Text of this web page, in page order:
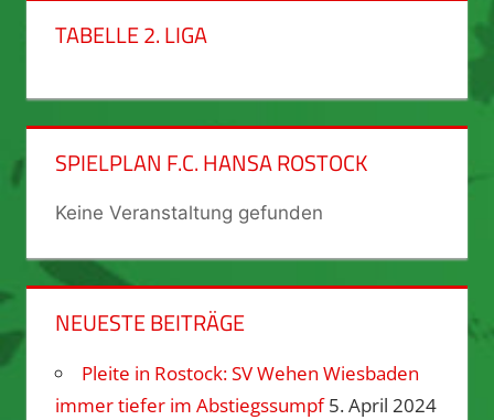
TABELLE 2. LIGA
SPIELPLAN F.C. HANSA ROSTOCK
Keine Veranstaltung gefunden
NEUESTE BEITRÄGE
Pleite in Rostock: SV Wehen Wiesbaden
immer tiefer im Abstiegssumpf 5. April 2024